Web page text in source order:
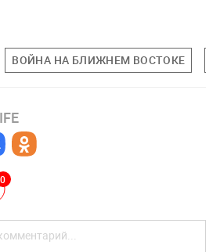
ВОЙНА НА БЛИЖНЕМ ВОСТОКЕ
0